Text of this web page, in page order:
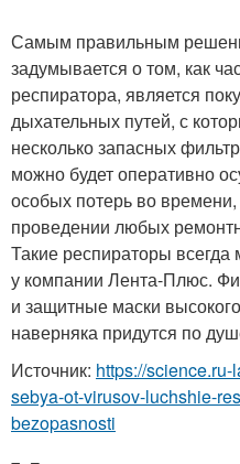
Самым правильным
задумывается о том, как
респиратора, является
дыхательных путей, с
несколько запасных
можно будет оперативно
особых потерь во
проведении любых
Такие респираторы
у компании Лента-Плюс.
и защитные маски
наверняка придутся по
Источник: https://
sebya-ot-virusov-luchshie-
bezopasnosti